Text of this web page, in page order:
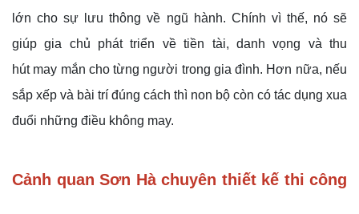
lớn cho sự lưu thông về ngũ hành. Chính vì thế, nó sẽ
giúp gia chủ phát triển về tiền tài, danh vọng và thu
hút may mắn cho từng người trong gia đình. Hơn nữa, nếu
sắp xếp và bài trí đúng cách thì non bộ còn có tác dụng xua
đuổi những điều không may.
Cảnh quan Sơn Hà chuyên thiết kế thi công